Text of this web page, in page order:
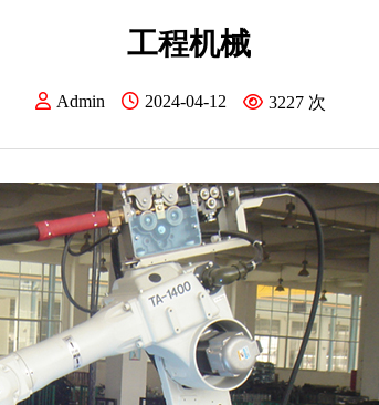
工程机械
Admin 2024-04-12 3227 次